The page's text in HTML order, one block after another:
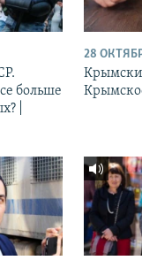
больше
|
28